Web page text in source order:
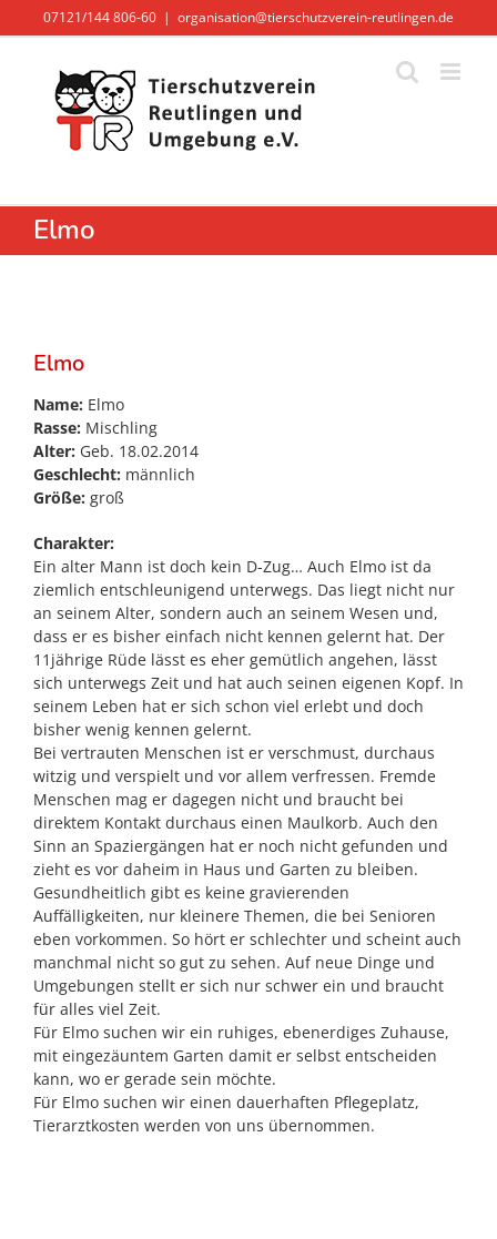
Inhalt
07121/144 806-60 | organisation@tierschutzverein-reutlingen.de
Elmo
grösseres
Bild
Elmo
Name: Elmo
Rasse: Mischling
Alter: Geb. 18.02.2014
Geschlecht: männlich
Größe: groß
Charakter:
Ein alter Mann ist doch kein D-Zug… Auch Elmo ist da
ziemlich entschleunigend unterwegs. Das liegt nicht nur
an seinem Alter, sondern auch an seinem Wesen und,
dass er es bisher einfach nicht kennen gelernt hat. Der
11jährige Rüde lässt es eher gemütlich angehen, lässt
sich unterwegs Zeit und hat auch seinen eigenen Kopf. In
seinem Leben hat er sich schon viel erlebt und doch
bisher wenig kennen gelernt.
Bei vertrauten Menschen ist er verschmust, durchaus
witzig und verspielt und vor allem verfressen. Fremde
Menschen mag er dagegen nicht und braucht bei
direktem Kontakt durchaus einen Maulkorb. Auch den
Sinn an Spaziergängen hat er noch nicht gefunden und
zieht es vor daheim in Haus und Garten zu bleiben.
Gesundheitlich gibt es keine gravierenden
Auffälligkeiten, nur kleinere Themen, die bei Senioren
eben vorkommen. So hört er schlechter und scheint auch
manchmal nicht so gut zu sehen. Auf neue Dinge und
Umgebungen stellt er sich nur schwer ein und braucht
für alles viel Zeit.
Für Elmo suchen wir ein ruhiges, ebenerdiges Zuhause,
mit eingezäuntem Garten damit er selbst entscheiden
kann, wo er gerade sein möchte.
Für Elmo suchen wir einen dauerhaften Pflegeplatz,
Tierarztkosten werden von uns übernommen.